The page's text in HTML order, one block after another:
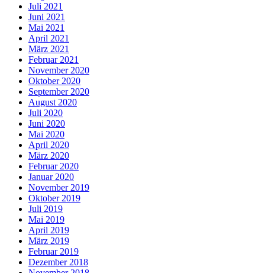
Juli 2021
Juni 2021
Mai 2021
April 2021
März 2021
Februar 2021
November 2020
Oktober 2020
September 2020
August 2020
Juli 2020
Juni 2020
Mai 2020
April 2020
März 2020
Februar 2020
Januar 2020
November 2019
Oktober 2019
Juli 2019
Mai 2019
April 2019
März 2019
Februar 2019
Dezember 2018